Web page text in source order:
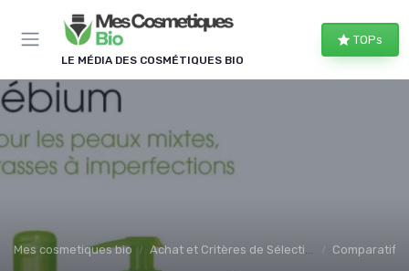
LE MÉDIA DES COSMÉTIQUES BIO
TOPs
Mes cosmetiques bio Achat et Critères de Sélection Comparatifs
Panneau de gestion des cookies